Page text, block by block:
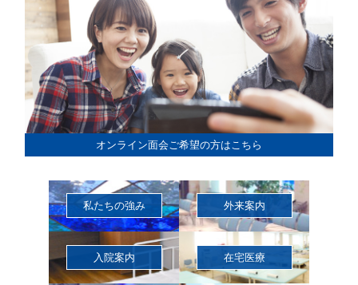
オンライン面会ご希望の方はこちら
私たちの強み 外来案内
入院案内 在宅医療